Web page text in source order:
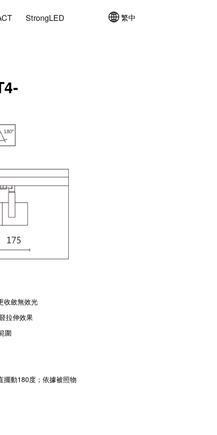
StrongLED 繁中
收斂無效光
拉伸效果
圍
擺動180度；依據被照物